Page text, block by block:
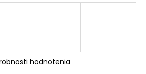
hodnotenia